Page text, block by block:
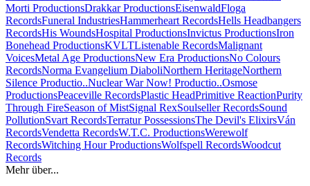
Morti ProductionsDrakkar ProductionsEisenwaldFloga
RecordsFuneral IndustriesHammerheart RecordsHells Headbangers
RecordsHis WoundsHospital ProductionsInvictus ProductionsIron
Bonehead ProductionsKVLTListenable RecordsMalignant
VoicesMetal Age ProductionsNew Era ProductionsNo Colours
RecordsNorma Evangelium DiaboliNorthern HeritageNorthern
Silence Productio..Nuclear War Now! Productio..Osmose
ProductionsPeaceville RecordsPlastic HeadPrimitive ReactionPurity
Through FireSeason of MistSignal RexSoulseller RecordsSound
PollutionSvart RecordsTerratur PossessionsThe Devil's ElixirsVán
RecordsVendetta RecordsW.T.C. ProductionsWerewolf
RecordsWitching Hour ProductionsWolfspell RecordsWoodcut
Records
Mehr über...